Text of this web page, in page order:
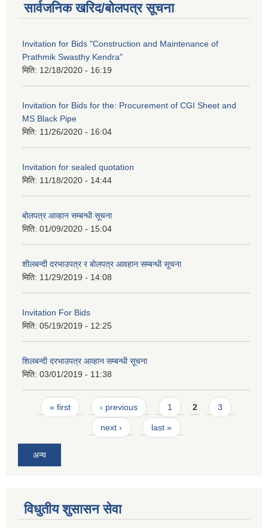
सार्वजनिक खरिद/बोलपत्र सूचना
Invitation for Bids "Construction and Maintenance of
Prathmik Swasthy Kendra"
मिति: 12/18/2020 - 16:19
Invitation for Bids for the: Procurement of CGI Sheet and
MS Black Pipe
मिति: 11/26/2020 - 16:04
Invitation for sealed quotation
मिति: 11/18/2020 - 14:44
बोलपत्र आव्हान सम्बन्धी सूचना
मिति: 01/09/2020 - 15:04
शीलबन्दी दरभाउपत्र र बोलपत्र आवहान सम्बन्धी सूचना
मिति: 11/29/2019 - 14:08
Invitation For Bids
मिति: 05/19/2019 - 12:25
शिलबन्दी दरभाउपत्र आव्हान सम्बन्धी सूचना
मिति: 03/01/2019 - 11:38
Pages
« first ‹ previous 1 2 3
next › last »
अन्य
विधुतीय शुसासन सेवा